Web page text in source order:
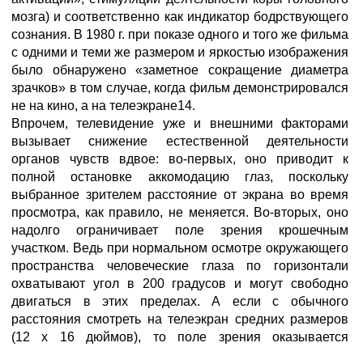
мозга) и соответственно как индикатор бодрствующего
сознания. В 1980 г. при показе одного и того же фильма
с одними и теми же размером и яркостью изображения
было обнаружено «заметное сокращение диаметра
зрачков» в том случае, когда фильм демонстрировался
не на кино, а на телеэкране14.
Впрочем, телевидение уже и внешними факторами
вызывает снижение естественной деятельности
органов чувств вдвое: во-первых, оно приводит к
полной остановке аккомодацию глаз, поскольку
выбранное зрителем расстояние от экрана во время
просмотра, как правило, не меняется. Во-вторых, оно
надолго ограничивает поле зрения крошечным
участком. Ведь при нормальном осмотре окружающего
пространства человеческие глаза по горизонтали
охватывают угол в 200 градусов и могут свободно
двигаться в этих пределах. А если с обычного
расстояния смотреть на телеэкран средних размеров
(12 х 16 дюймов), то поле зрения оказывается